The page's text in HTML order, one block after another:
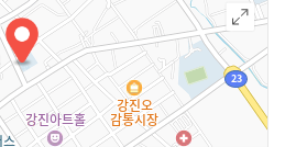
독립적인 학습 공간을 제공하며, 특히 청소년
통해 자기 계발을 할 수 있는 환경을
바쁜 현대인들이 시간에 구애받지 않고
혁신적인 공간이다. 이러한 시설은
이상의 가치를 제공하며, 학습과 문화